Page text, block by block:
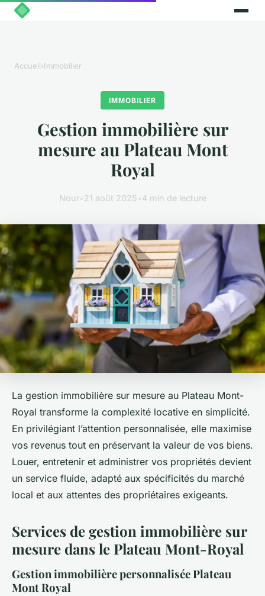
Accueil›Immobilier
IMMOBILIER
Gestion immobilière sur
mesure au Plateau Mont
Royal
Nour• 21 août 2025 4 min de lecture
La gestion immobilière sur mesure au Plateau Mont-
Royal transforme la complexité locative en simplicité.
En privilégiant l’attention personnalisée, elle maximise
vos revenus tout en préservant la valeur de vos biens.
Louer, entretenir et administrer vos propriétés devient
un service fluide, adapté aux spécificités du marché
local et aux attentes des propriétaires exigeants.
Services de gestion immobilière sur
mesure dans le Plateau Mont-Royal
Gestion immobilière personnalisée Plateau
Mont Royal